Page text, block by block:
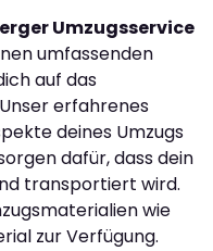
Umzugsservice
umfassenden
auf das
erfahrenes
deines Umzugs
dafür, dass dein
transportiert wird.
wie
zur Verfügung.